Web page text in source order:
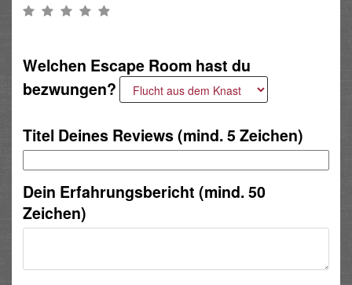
Welchen Escape Room hast du
bezwungen?
Titel Deines Reviews (mind. 5 Zeichen)
Dein Erfahrungsbericht (mind. 50
Zeichen)